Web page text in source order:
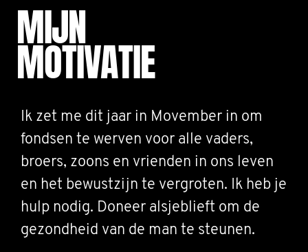
MIJN
MOTIVATIE
Ik zet me dit jaar in Movember in om
fondsen te werven voor alle vaders,
broers, zoons en vrienden in ons leven
en het bewustzijn te vergroten. Ik heb je
hulp nodig. Doneer alsjeblieft om de
gezondheid van de man te steunen.